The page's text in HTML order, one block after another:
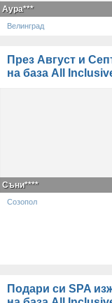
Аура***
Велинград
През Август и
на база All
Съни****
Созопол
Подари си SPA